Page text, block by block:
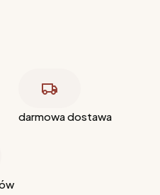
darmowa dostawa